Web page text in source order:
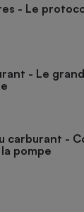
- Le
- Le
carburant -
pompe